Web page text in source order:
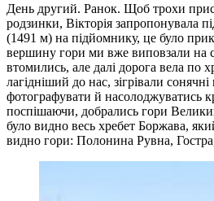
День другий. Ранок. Щоб трохи
родзинки, Вікторія запропонувала
(1491 м) на підйомнику, це було
вершину гори ми вже виповзали на
втомились, але далі дорога вела по
лагідніший до нас, зігрівали
фотографувати й насолоджуватись
поспішаючи, добрались гори
було видно весь хребет Боржава,
видно гори: Полонина Рувна,